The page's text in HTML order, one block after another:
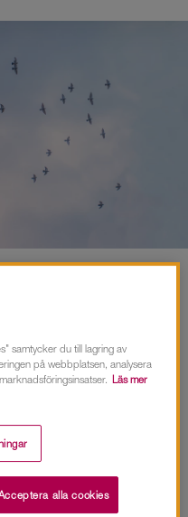
gåva
som stora. Gåvorna
för våra viktiga
att hjälpa människor i
samtycker du till lagring av
på webbplatsen, analysera
Läs mer
alla cookies